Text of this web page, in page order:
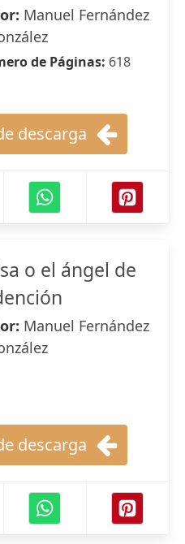
Manuel Fernández
de Páginas: 618
descarga
o el ángel de
Manuel Fernández
descarga